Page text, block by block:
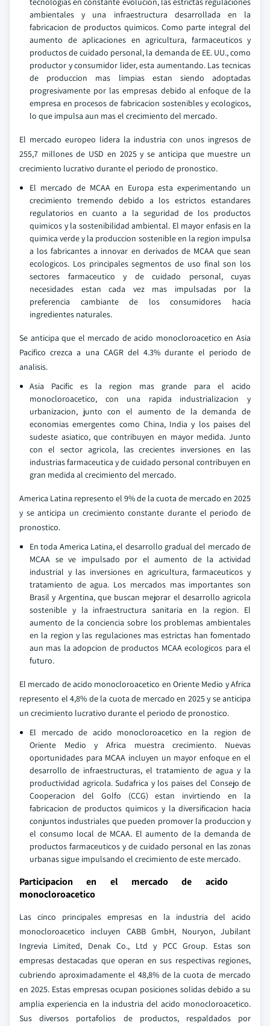
ambientales y una infraestructura desarrollada en la
fabricacion de productos quimicos. Como parte integral del
aumento de aplicaciones en agricultura, farmaceuticos y
productos de cuidado personal, la demanda de EE. UU., como
productor y consumidor lider, esta aumentando. Las tecnicas
de produccion mas limpias estan siendo adoptadas
progresivamente por las empresas debido al enfoque de la
empresa en procesos de fabricacion sostenibles y ecologicos,
lo que impulsa aun mas el crecimiento del mercado.
El mercado europeo lidera la industria con unos ingresos de
255,7 millones de USD en 2025 y se anticipa que muestre un
crecimiento lucrativo durante el periodo de pronostico.
El mercado de MCAA en Europa esta experimentando un
crecimiento tremendo debido a los estrictos estandares
regulatorios en cuanto a la seguridad de los productos
quimicos y la sostenibilidad ambiental. El mayor enfasis en la
quimica verde y la produccion sostenible en la region impulsa
a los fabricantes a innovar en derivados de MCAA que sean
ecologicos. Los principales segmentos de uso final son los
sectores farmaceutico y de cuidado personal, cuyas
necesidades estan cada vez mas impulsadas por la
preferencia cambiante de los consumidores hacia
ingredientes naturales.
Se anticipa que el mercado de acido monocloroacetico en Asia
Pacifico crezca a una CAGR del 4.3% durante el periodo de
analisis.
Asia Pacific es la region mas grande para el acido
monocloroacetico, con una rapida industrializacion y
urbanizacion, junto con el aumento de la demanda de
economias emergentes como China, India y los paises del
sudeste asiatico, que contribuyen en mayor medida. Junto
con el sector agricola, las crecientes inversiones en las
industrias farmaceutica y de cuidado personal contribuyen en
gran medida al crecimiento del mercado.
America Latina represento el 9% de la cuota de mercado en 2025
y se anticipa un crecimiento constante durante el periodo de
pronostico.
En toda America Latina, el desarrollo gradual del mercado de
MCAA se ve impulsado por el aumento de la actividad
industrial y las inversiones en agricultura, farmaceuticos y
tratamiento de agua. Los mercados mas importantes son
Brasil y Argentina, que buscan mejorar el desarrollo agricola
sostenible y la infraestructura sanitaria en la region. El
aumento de la conciencia sobre los problemas ambientales
en la region y las regulaciones mas estrictas han fomentado
aun mas la adopcion de productos MCAA ecologicos para el
futuro.
El mercado de acido monocloroacetico en Oriente Medio y Africa
represento el 4,8% de la cuota de mercado en 2025 y se anticipa
un crecimiento lucrativo durante el periodo de pronostico.
El mercado de acido monocloroacetico en la region de
Oriente Medio y Africa muestra crecimiento. Nuevas
oportunidades para MCAA incluyen un mayor enfoque en el
desarrollo de infraestructuras, el tratamiento de agua y la
productividad agricola. Sudafrica y los paises del Consejo de
Cooperacion del Golfo (CCG) estan invirtiendo en la
fabricacion de productos quimicos y la diversificacion hacia
conjuntos industriales que pueden promover la produccion y
el consumo local de MCAA. El aumento de la demanda de
productos farmaceuticos y de cuidado personal en las zonas
urbanas sigue impulsando el crecimiento de este mercado.
Participacion en el mercado de acido
monocloroacetico
Las cinco principales empresas en la industria del acido
monocloroacetico incluyen CABB GmbH, Nouryon, Jubilant
Ingrevia Limited, Denak Co., Ltd y PCC Group. Estas son
empresas destacadas que operan en sus respectivas regiones,
cubriendo aproximadamente el 48,8% de la cuota de mercado
en 2025. Estas empresas ocupan posiciones solidas debido a su
amplia experiencia en la industria del acido monocloroacetico.
Sus diversos portafolios de productos, respaldados por